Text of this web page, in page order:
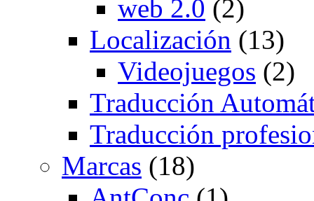
web 2.0 (2)
Localización (13)
Videojuegos (2)
Traducción
Traducción
Marcas (18)